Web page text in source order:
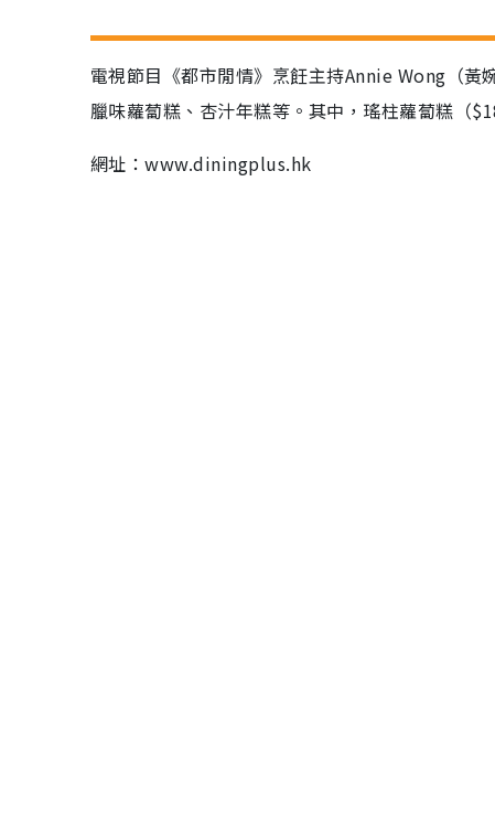
電視節目《都市閒情》烹飪主持Annie Wong（黃
臘味蘿蔔糕、杏汁年糕等。其中，瑤柱蘿蔔糕（
網址：www.diningplus.hk